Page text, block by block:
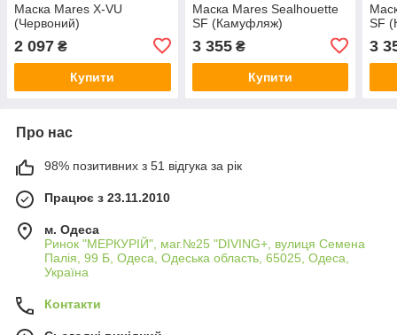
Маска Mares X-VU
(Червоний)
2 097 ₴
Купити
Маска Mares Sealhouette
SF (Камуфляж)
3 355₴
Купити
SF
3
Про нас
98% позитивних з 51 відгука за рік
Працює з 23.11.2010
м. Одеса
Ринок "МЕРКУРІЙ", маг.№25 "DIVING+, вулиця Семена
Палія, 99 Б, Одеса, Одеська область, 65025, Одеса,
Україна
Контакти